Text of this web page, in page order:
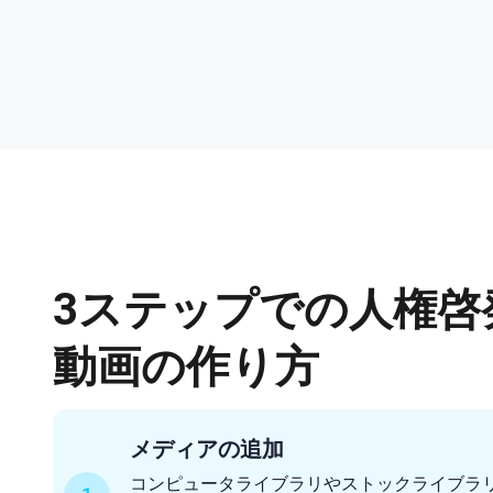
3ステップでの人権啓
動画の作り方
メディアの追加
コンピュータライブラリやストックライブラ